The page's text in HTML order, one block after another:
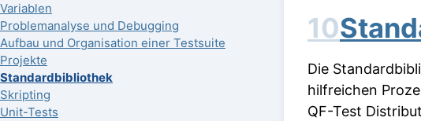
Variablen
Problemanalyse und Debugging
Aufbau und Organisation einer Testsuite
Projekte
Standardbibliothek
Skripting
Unit-Tests
10
Die
hilfreichen
QF-Test